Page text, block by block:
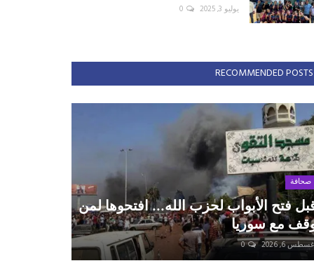
يوليو 3, 2025 0
RECOMMENDED POSTS
صحافة
فتح الأبواب لحزب الله... افتحوها لمن
مع سوريا
6, 2026
0